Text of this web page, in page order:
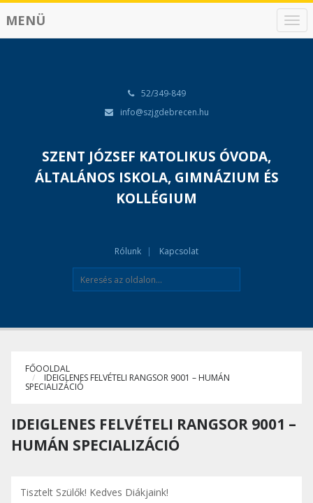
N
a
MENÜ
52/349-849
info@szjgdebrecen.hu
SZENT JÓZSEF KATOLIKUS ÓVODA,
ÁLTALÁNOS ISKOLA, GIMNÁZIUM ÉS
KOLLÉGIUM
Rólunk Kapcsolat
FŐOOLDAL
IDEIGLENES FELVÉTELI RANGSOR 9001 – HUMÁN
SPECIALIZÁCIÓ
IDEIGLENES FELVÉTELI RANGSOR 9001 –
HUMÁN SPECIALIZÁCIÓ
Tisztelt Szülők! Kedves Diákjaink!